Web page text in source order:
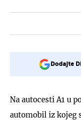
Dodajte
Na autocesti A1 u
automobil iz kojeg